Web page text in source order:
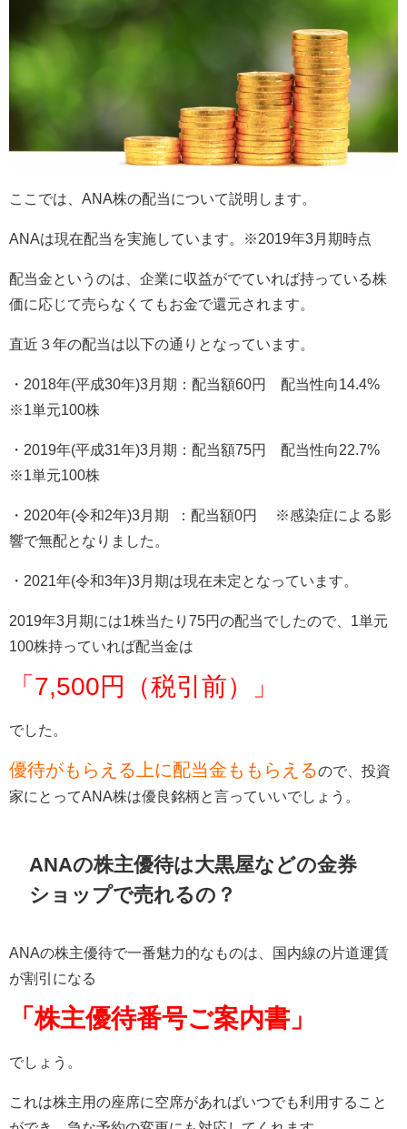
ここでは、ANA株の配当について説明します。
ANAは現在配当を実施しています。※2019年3月期時点
配当金というのは、企業に収益がでていれば持っている株
価に応じて売らなくてもお金で還元されます。
直近３年の配当は以下の通りとなっています。
・2018年(平成30年)3月期：配当額60円 配当性向14.4%
※1単元100株
・2019年(平成31年)3月期：配当額75円 配当性向22.7%
※1単元100株
・2020年(令和2年)3月期 ：配当額0円 ※感染症による影
響で無配となりました。
・2021年(令和3年)3月期は現在未定となっています。
2019年3月期には1株当たり75円の配当でしたので、1単元
100株持っていれば配当金は
「7,500円（税引前）」
でした。
優待がもらえる上に配当金ももらえるので、投資
家にとってANA株は優良銘柄と言っていいでしょう。
ANAの株主優待は大黒屋などの金券
ショップで売れるの？
ANAの株主優待で一番魅力的なものは、国内線の片道運賃
が割引になる
「株主優待番号ご案内書」
でしょう。
これは株主用の座席に空席があればいつでも利用すること